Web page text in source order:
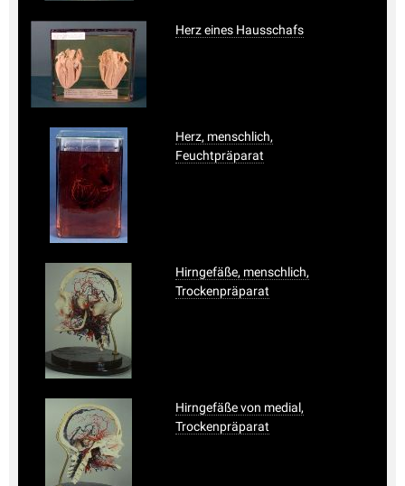
Herz eines Hausschafs
Herz, menschlich,
Feuchtpräparat
Hirngefäße, menschlich,
Trockenpräparat
Hirngefäße von medial,
Trockenpräparat